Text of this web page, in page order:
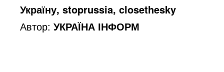
Україну, stoprussia, closethesky
Автор:УКРАЇНА ІНФОРМ